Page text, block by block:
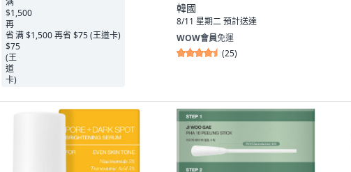
满 $1,500 再省 $75 (王道卡)
韓國
8/11 星期二預計送達
WOW會員免運
(25)